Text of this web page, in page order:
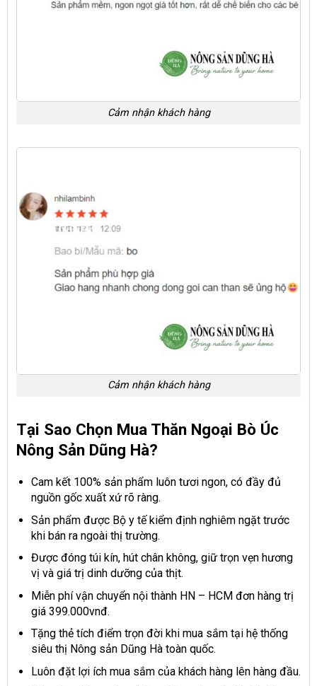
Cảm nhận khách hàng
Cảm nhận khách hàng
Tại Sao Chọn Mua Thăn Ngoại Bò Úc
Nông Sản Dũng Hà?
Cam kết 100% sản phẩm luôn tươi ngon, có đầy đủ
nguồn gốc xuất xứ rõ ràng.
Sản phẩm được Bộ y tế kiểm định nghiêm ngặt trước
khi bán ra ngoài thị trường.
Được đóng túi kín, hút chân không, giữ trọn vẹn hương
vị và giá trị dinh dưỡng của thịt.
Miễn phí vận chuyển nội thành HN – HCM đơn hàng trị
giá 399.000vnđ.
Tặng thẻ tích điểm trọn đời khi mua sắm tại hệ thống
siêu thị Nông sản Dũng Hà toàn quốc.
Luôn đặt lợi ích mua sắm của khách hàng lên hàng đầu.